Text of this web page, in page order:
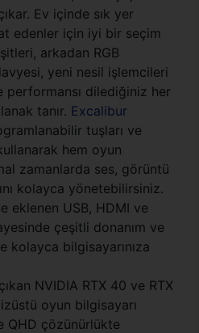
Ev içinde sık yer
edenler için iyi bir seçim
arkadan RGB
yeni nesil işlemcileri
performansı dilediğiniz her
tanır. Excalibur
tuşları ve
hem oyun
zamanlarda ses, görüntü
kolayca yönetebilirsiniz.
eklenen USB, HDMI ve
çeşitli donanım ve
kolayca bilgisayarınıza
NVIDIA RTX 40 ve RTX
oyun bilgisayarı
QHD çözünürlükte